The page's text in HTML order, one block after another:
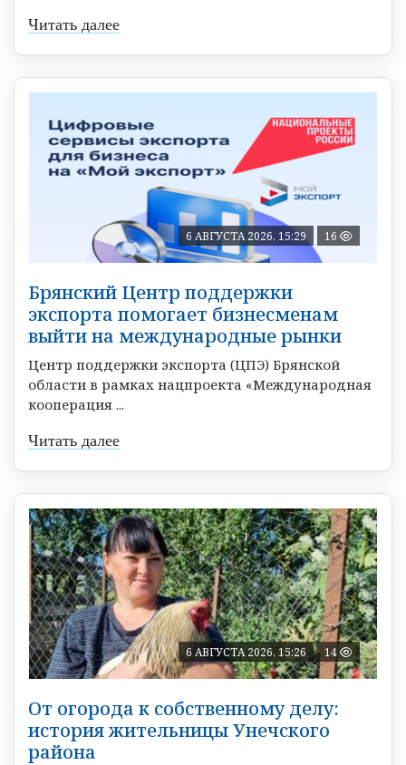
Читать далее
6 АВГУСТА 2026, 15:29 16
Брянский Центр поддержки
экспорта помогает бизнесменам
выйти на международные рынки
Центр поддержки экспорта (ЦПЭ) Брянской
области в рамках нацпроекта «Международная
кооперация ...
Читать далее
6 АВГУСТА 2026, 15:26 14
От огорода к собственному делу:
история жительницы Унечского
района